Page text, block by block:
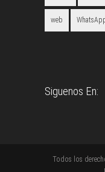
web
Siguenos En:
Todos los